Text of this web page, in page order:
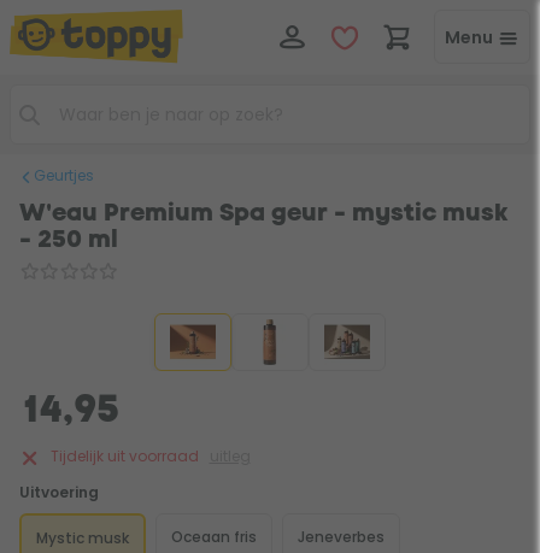
Menu
Geurtjes
W'eau Premium Spa geur - mystic musk
- 250 ml
14,95
Tijdelijk uit voorraad
Uitvoering
Mystic musk Oceaan fris Jeneverbes